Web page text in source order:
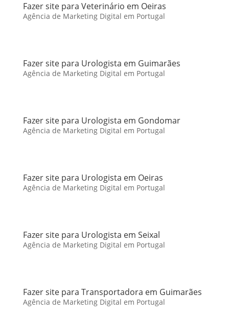
Fazer site para Veterinário em Oeiras
Agência de Marketing Digital em Portugal
Fazer site para Urologista em Guimarães
Agência de Marketing Digital em Portugal
Fazer site para Urologista em Gondomar
Agência de Marketing Digital em Portugal
Fazer site para Urologista em Oeiras
Agência de Marketing Digital em Portugal
Fazer site para Urologista em Seixal
Agência de Marketing Digital em Portugal
Fazer site para Transportadora em Guimarães
Agência de Marketing Digital em Portugal